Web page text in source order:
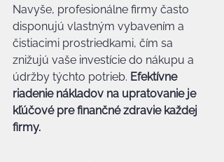
Navyše, profesionálne firmy často
disponujú vlastným vybavením a
čistiacimi prostriedkami, čím sa
znižujú vaše investície do nákupu a
údržby týchto potrieb. Efektívne
riadenie nákladov na upratovanie je
kľúčové pre finančné zdravie každej
firmy.